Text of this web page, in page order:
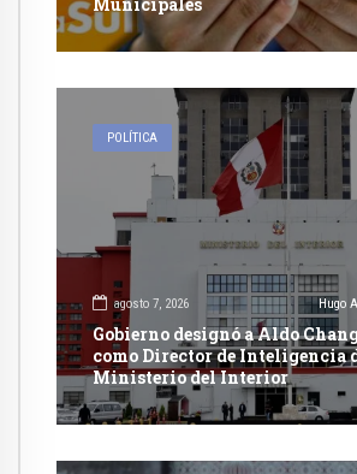
POLÍTICA
agosto 7, 2026 Hugo
Gobierno designó a Aldo
como Director de Inteligencia
Ministerio del Interior